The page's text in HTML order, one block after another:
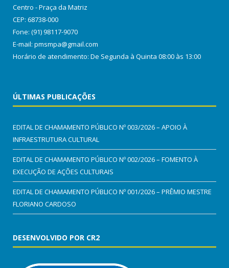
Centro - Praça da Matriz
CEP: 68738-000
Fone: (91) 98117-9070
E-mail: pmsmpa@gmail.com
Horário de atendimento: De Segunda à Quinta 08:00 às 13:00
ÚLTIMAS PUBLICAÇÕES
EDITAL DE CHAMAMENTO PÚBLICO Nº 003/2026 – APOIO À
INFRAESTRUTURA CULTURAL
EDITAL DE CHAMAMENTO PÚBLICO Nº 002/2026 – FOMENTO À
EXECUÇÃO DE AÇÕES CULTURAIS
EDITAL DE CHAMAMENTO PÚBLICO Nº 001/2026 – PRÊMIO MESTRE
FLORIANO CARDOSO
DESENVOLVIDO POR CR2